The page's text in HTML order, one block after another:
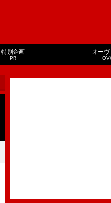
特別企画
PR
オーヴ